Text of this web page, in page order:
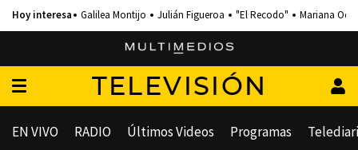
Galilea Montijo Julián Figueroa "El Recodo" Mariana
TELEVISIÓN
EN VIVO RADIO Últimos Videos Programas